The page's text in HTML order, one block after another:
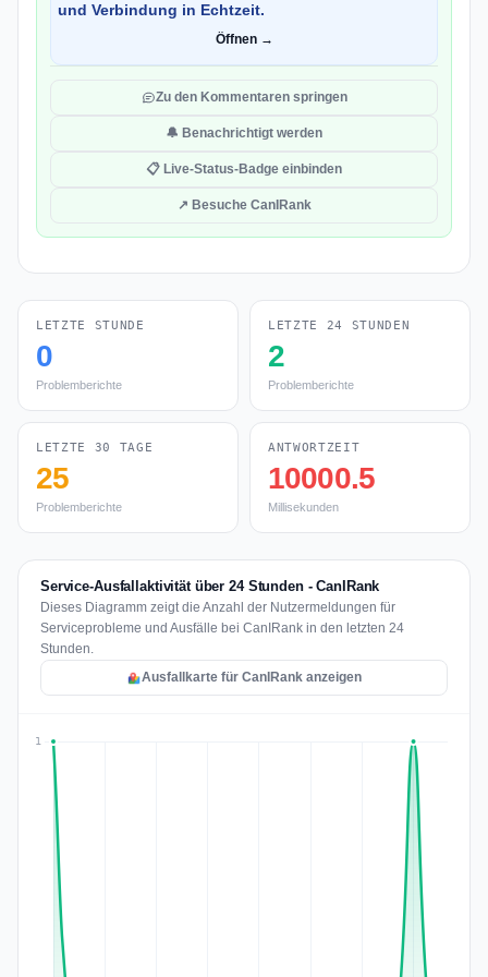
und Verbindung in Echtzeit.
Öffnen →
Zu den Kommentaren springen
🔔 Benachrichtigt werden
📋 Live-Status-Badge einbinden
↗ Besuche CanIRank
LETZTE STUNDE
0
Problemberichte
LETZTE 24 STUNDEN
2
Problemberichte
LETZTE 30 TAGE
25
Problemberichte
ANTWORTZEIT
10000.5
Millisekunden
Service-Ausfallaktivität über 24 Stunden - CanIRank
Dieses Diagramm zeigt die Anzahl der Nutzermeldungen für
Serviceprobleme und Ausfälle bei CanIRank in den letzten 24
Stunden.
Ausfallkarte für CanIRank anzeigen